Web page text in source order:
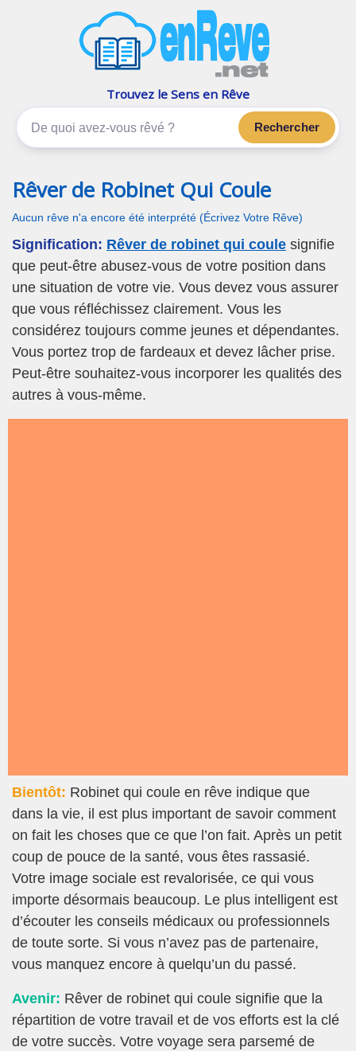
Les rêves, c'est plus que çaTrouvez le Sens en Rêve
Rechercher
Rêver de Robinet Qui Coule
Aucun rêve n'a encore été interprété (Écrivez Votre Rêve)
Signification: Rêver de robinet qui coule signifie
que peut-être abusez-vous de votre position dans
une situation de votre vie. Vous devez vous assurer
que vous réfléchissez clairement. Vous les
considérez toujours comme jeunes et dépendantes.
Vous portez trop de fardeaux et devez lâcher prise.
Peut-être souhaitez-vous incorporer les qualités des
autres à vous-même.
Bientôt: Robinet qui coule en rêve indique que
dans la vie, il est plus important de savoir comment
on fait les choses que ce que l’on fait. Après un petit
coup de pouce de la santé, vous êtes rassasié.
Votre image sociale est revalorisée, ce qui vous
importe désormais beaucoup. Le plus intelligent est
d’écouter les conseils médicaux ou professionnels
de toute sorte. Si vous n’avez pas de partenaire,
vous manquez encore à quelqu’un du passé.
Avenir: Rêver de robinet qui coule signifie que la
répartition de votre travail et de vos efforts est la clé
de votre succès. Votre voyage sera parsemé de